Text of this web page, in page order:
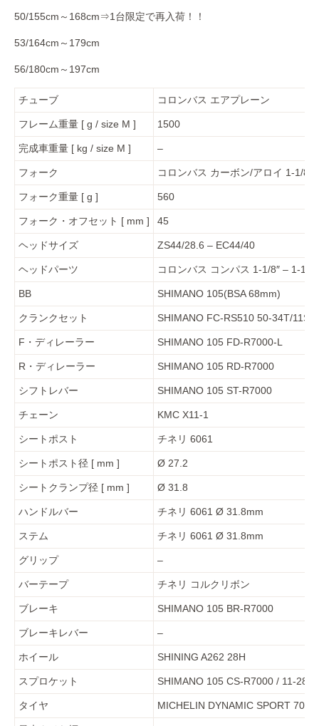
50/155cm～168cm⇒1台限定で再入荷！！
53/164cm～179cm
56/180cm～197cm
チューブ コロンバス エアプレーン
フレーム重量 [ g / size M ] 1500
完成車重量 [ kg / size M ] –
フォーク コロンバス カーボン/アロイ 1-1/8″
フォーク重量 [ g ] 560
フォーク・オフセット [ mm ] 45
ヘッドサイズ ZS44/28.6 – EC44/40
ヘッドパーツ コロンバス コンパス 1-1/8″ – 1-1/2″
BB SHIMANO 105(BSA 68mm)
クランクセット SHIMANO FC-RS510 50-34T/11S
F・ディレーラー SHIMANO 105 FD-R7000-L
R・ディレーラー SHIMANO 105 RD-R7000
シフトレバー SHIMANO 105 ST-R7000
チェーン KMC X11-1
シートポスト チネリ 6061
シートポスト径 [ mm ] Ø 27.2
シートクランプ径 [ mm ] Ø 31.8
ハンドルバー チネリ 6061 Ø 31.8mm
ステム チネリ 6061 Ø 31.8mm
グリップ –
バーテープ チネリ コルクリボン
ブレーキ SHIMANO 105 BR-R7000
ブレーキレバー –
ホイール SHINING A262 28H
スプロケット SHIMANO 105 CS-R7000 / 11-28T
タイヤ MICHELIN DYNAMIC SPORT